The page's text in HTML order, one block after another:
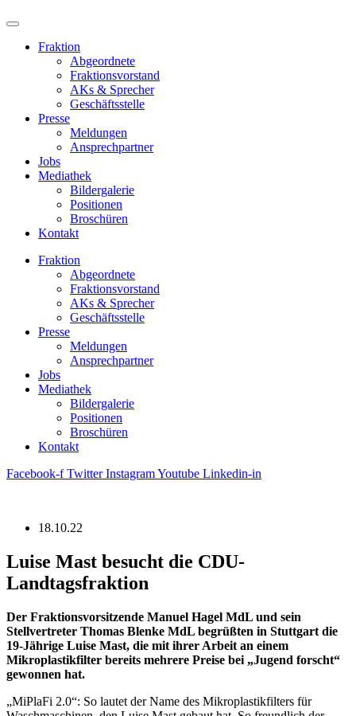
Fraktion
Abgeordnete
Fraktions­vorstand
AKs & Sprecher
Geschäftsstelle
Presse
Meldungen
Ansprechpartner
Jobs
Mediathek
Bildergalerie
Positionen
Broschüren
Kontakt
Fraktion
Abgeordnete
Fraktions­vorstand
AKs & Sprecher
Geschäftsstelle
Presse
Meldungen
Ansprechpartner
Jobs
Mediathek
Bildergalerie
Positionen
Broschüren
Kontakt
Facebook-f Twitter InstagramYoutube Linkedin-in
18.10.22
Luise Mast besucht die CDU-
Landtagsfraktion
Der Fraktionsvorsitzende Manuel Hagel MdL und sein
Stellvertreter Thomas Blenke MdL begrüßten in Stuttgart die
19-Jährige Luise Mast, die mit ihrer Arbeit an einem
Mikroplastikfilter bereits mehrere Preise bei „Jugend forscht“
gewonnen hat.
„MiPlaFi 2.0“: So lautet der Name des Mikroplastikfilters für